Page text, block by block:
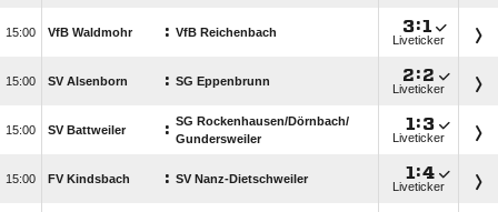
 VfB Waldmohr : VfB Reichenbach :
Liveticker
 SV Alsenborn : SG Eppenbrunn :
Liveticker
 SV Battweiler : SG Rockenhausen/​Dörnbach/​
Gundersweiler
 :
Liveticker
 FV Kindsbach : SV Nanz-Dietschweiler  :
Liveticker